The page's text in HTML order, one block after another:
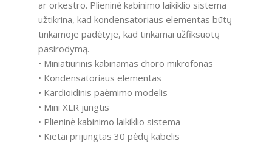
ar orkestro. Plieninė kabinimo laikiklio sistema
užtikrina, kad kondensatoriaus elementas būtų
tinkamoje padėtyje, kad tinkamai užfiksuotų
pasirodymą.
• Miniatiūrinis kabinamas choro mikrofonas
• Kondensatoriaus elementas
• Kardioidinis paėmimo modelis
• Mini XLR jungtis
• Plieninė kabinimo laikiklio sistema
• Kietai prijungtas 30 pėdų kabelis